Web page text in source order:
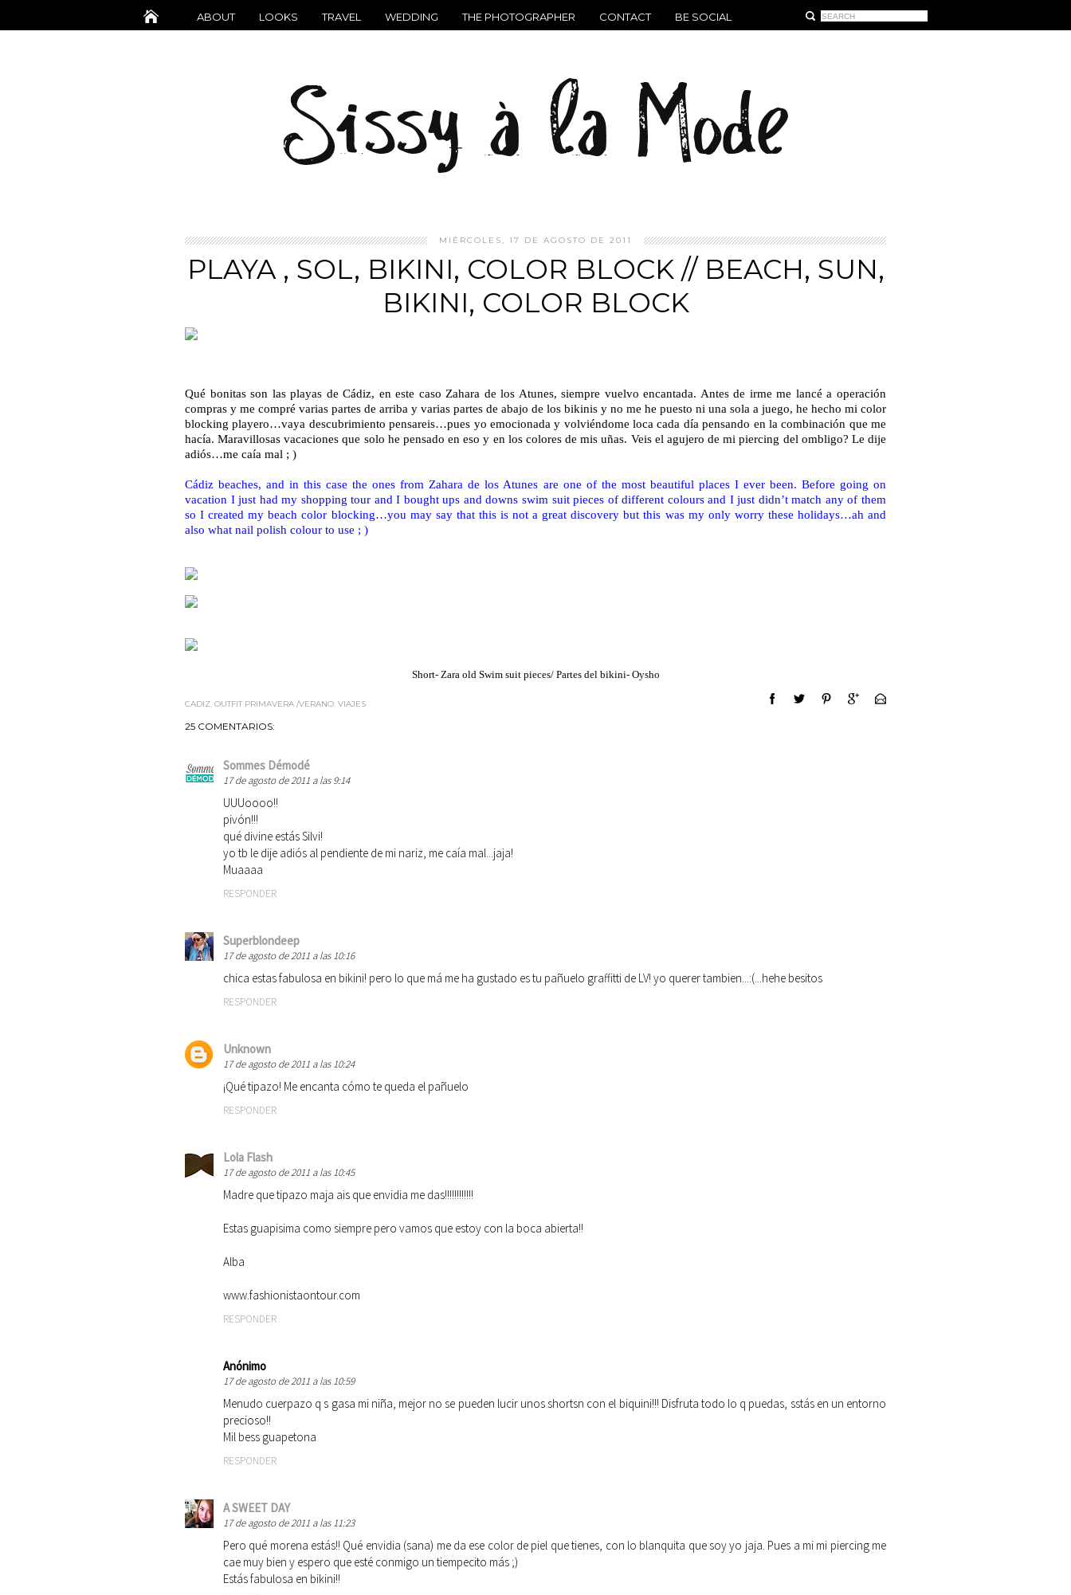
ABOUT LOOKS TRAVEL WEDDING THE PHOTOGRAPHER CONTACT BE SOCIAL
MIÉRCOLES, 17 DE AGOSTO DE 2011
PLAYA , SOL, BIKINI, COLOR BLOCK // BEACH, SUN,
BIKINI, COLOR BLOCK
Qué bonitas son las playas de Cádiz, en este caso Zahara de los Atunes, siempre vuelvo encantada. Antes de irme me lancé a operación
compras y me compré varias partes de arriba y varias partes de abajo de los bikinis y no me he puesto ni una sola a juego, he hecho mi color
blocking playero…vaya descubrimiento pensareis…pues yo emocionada y volviéndome loca cada día pensando en la combinación que me
hacía. Maravillosas vacaciones que solo he pensado en eso y en los colores de mis uñas. Veis el agujero de mi piercing del ombligo? Le dije
adiós…me caía mal ; )
Cádiz beaches, and in this case the ones from Zahara de los Atunes are one of the most beautiful places I ever been. Before going on
vacation I just had my shopping tour and I bought ups and downs swim suit pieces of different colours and I just didn’t match any of them
so I created my beach color blocking…you may say that this is not a great discovery but this was my only worry these holidays…ah and
also what nail polish colour to use ; )
Short- Zara old Swim suit pieces/ Partes del bikini- Oysho
CADIZ, OUTFIT PRIMAVERA /VERANO, VIAJES
25 COMENTARIOS:
Sommes Démodé
17 de agosto de 2011 a las 9:14
UUUoooo!!
pivón!!!
qué divine estás Silvi!
yo tb le dije adiós al pendiente de mi nariz, me caía mal...jaja!
Muaaaa
RESPONDER
Superblondeep
17 de agosto de 2011 a las 10:16
chica estas fabulosa en bikini! pero lo que má me ha gustado es tu pañuelo graffitti de LV! yo querer tambien...:(...hehe besitos
RESPONDER
Unknown
17 de agosto de 2011 a las 10:24
¡Qué tipazo! Me encanta cómo te queda el pañuelo
RESPONDER
Lola Flash
17 de agosto de 2011 a las 10:45
Madre que tipazo maja ais que envidia me das!!!!!!!!!!!!
Estas guapisima como siempre pero vamos que estoy con la boca abierta!!
Alba
www.fashionistaontour.com
RESPONDER
Anónimo
17 de agosto de 2011 a las 10:59
Menudo cuerpazo q s gasa mi niña, mejor no se pueden lucir unos shortsn con el biquini!!! Disfruta todo lo q puedas, sstás en un entorno
precioso!!
Mil bess guapetona
RESPONDER
A SWEET DAY
17 de agosto de 2011 a las 11:23
Pero qué morena estás!! Qué envidia (sana) me da ese color de piel que tienes, con lo blanquita que soy yo jaja. Pues a mi mi piercing me
cae muy bien y espero que esté conmigo un tiempecito más ;)
Estás fabulosa en bikini!!